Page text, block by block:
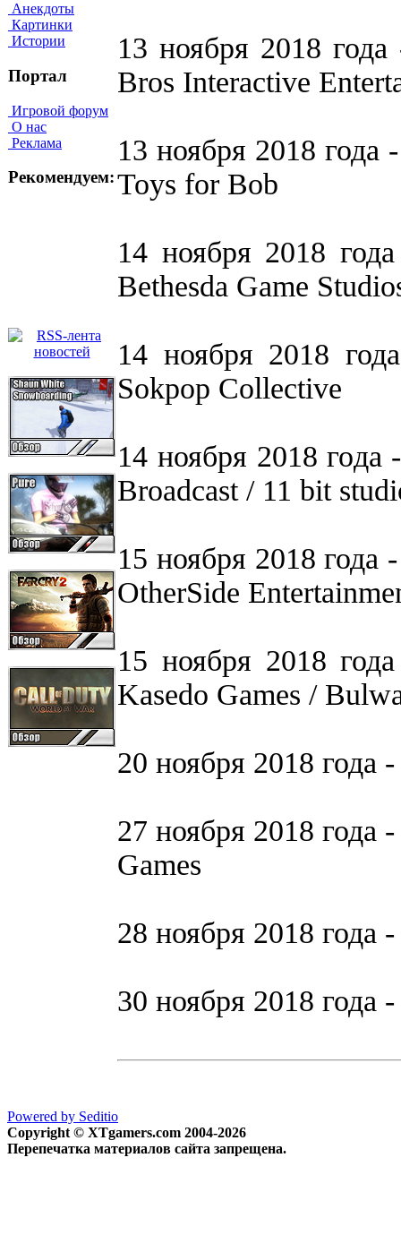
Анекдоты
Картинки
Истории
Портал
Игровой форум
О нас
Реклама
Рекомендуем:
13 ноября 2018
Bros Interactive
13 ноября 2018
Toys for Bob
14 ноября 2018
Bethesda Game
14 ноября 2018
Sokpop Collective
14 ноября 2018
Broadcast / 11 bit
15 ноября 2018 года
OtherSide
15 ноября 2018
Kasedo Games /
20 ноября 2018
27 ноября 2018
Games
28 ноября 2018 года
30 ноября 2018 года
Powered by Seditio
Copyright © XTgamers.com 2004-2026
Перепечатка материалов сайта запрещена.